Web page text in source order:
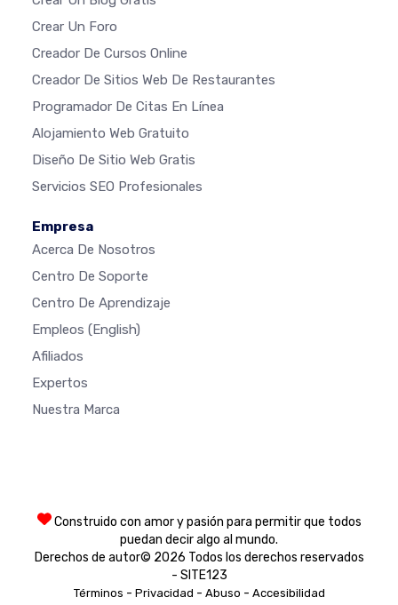
Crear Un Foro
Creador De Cursos Online
Creador De Sitios Web De Restaurantes
Programador De Citas En Línea
Alojamiento Web Gratuito
Diseño De Sitio Web Gratis
Servicios SEO Profesionales
Empresa
Acerca De Nosotros
Centro De Soporte
Centro De Aprendizaje
Empleos (English)
Afiliados
Expertos
Nuestra Marca
Construido con amor y pasión para permitir que todos
puedan decir algo al mundo.
Derechos de autor© 2026 Todos los derechos reservados
- SITE123
Términos - Privacidad - Abuso - Accesibilidad